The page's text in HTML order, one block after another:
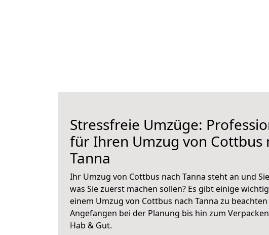
Stressfreie Umzüge:
für Ihren Umzug von Cottbus
Tanna
Ihr Umzug von Cottbus nach Tanna steht an und
was Sie zuerst machen sollen? Es gibt einige
einem Umzug von Cottbus nach Tanna zu
Angefangen bei der Planung bis hin zum
Hab & Gut.